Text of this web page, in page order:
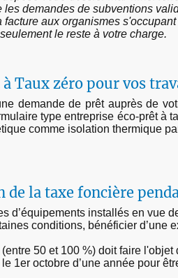
les demandes de subventions
facture aux organismes
le reste à votre charge.
Taux zéro pour vos
de prêt auprès de
type entreprise éco-prêt à
comme isolation thermique
de la taxe foncière
installés en vue de
conditions, bénéficier d’une
50 et 100 %) doit faire
1er octobre d’une année pour